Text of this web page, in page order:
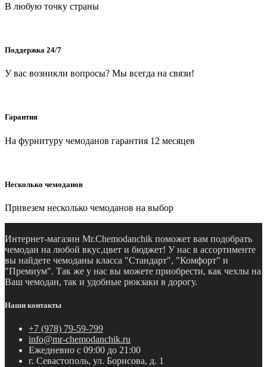
В любую точку страны
Поддержка 24/7
У вас возникли вопросы? Мы всегда на связи!
Гарантия
На фурнитуру чемоданов гарантия 12 месяцев
Несколько чемоданов
Привезем несколько чемоданов на выбор
Интернет-магазин Mr.Chemodanchik поможет вам подобрать
чемодан на любой вкус,цвет и бюджет! У нас в ассортименте
вы найдете чемоданы класса "Стандарт", "Комфорт" и
"Премиум". Так же у нас вы можете приобрести, как чехлы на
Ваш чемодан, так и удобные рюкзаки в дорогу.
Наши контакты
+7 (978) 79-59-799
info@mr-chemodanchik.ru
Ежедневно с 09:00 до 21:00
г. Севастополь, ул. Борисова, д. 1